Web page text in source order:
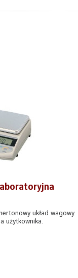
układ wagowy.
użytkownika.